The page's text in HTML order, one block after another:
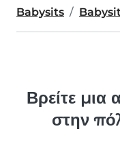
Babysits
Βρείτε
στην